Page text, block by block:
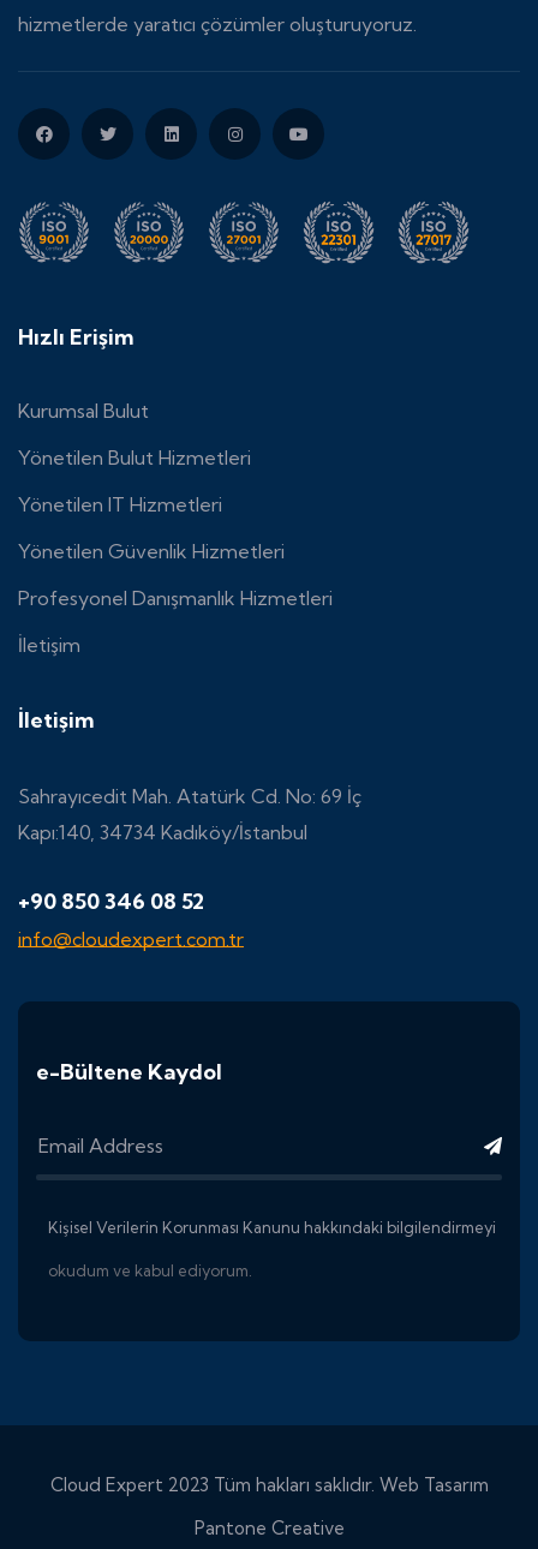
hizmetlerde yaratıcı çözümler oluşturuyoruz.
Hızlı Erişim
Kurumsal Bulut
Yönetilen Bulut Hizmetleri
Yönetilen IT Hizmetleri
Yönetilen Güvenlik Hizmetleri
Profesyonel Danışmanlık Hizmetleri
İletişim
İletişim
Sahrayıcedit Mah. Atatürk Cd. No: 69 İç
Kapı:140, 34734 Kadıköy/İstanbul
+90 850 346 08 52
info@cloudexpert.com.tr
e-Bültene Kaydol
Kişisel Verilerin Korunması Kanunu hakkındaki bilgilendirmeyi
okudum ve kabul ediyorum.
Cloud Expert 2023 Tüm hakları saklıdır. Web Tasarım
Pantone Creative